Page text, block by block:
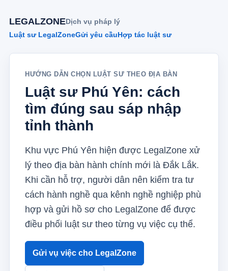
LEGALZONEDịch vụ pháp lý
Luật sư LegalZoneGửi yêu cầuHợp tác luật sư
HƯỚNG DẪN CHỌN LUẬT SƯ THEO ĐỊA BÀN
Luật sư Phú Yên: cách
tìm đúng sau sáp nhập
tỉnh thành
Khu vực Phú Yên hiện được LegalZone xử
lý theo địa bàn hành chính mới là Đắk Lắk.
Khi cần hỗ trợ, người dân nên kiểm tra tư
cách hành nghề qua kênh nghề nghiệp phù
hợp và gửi hồ sơ cho LegalZone để được
điều phối luật sư theo từng vụ việc cụ thể.
Gửi vụ việc cho LegalZone